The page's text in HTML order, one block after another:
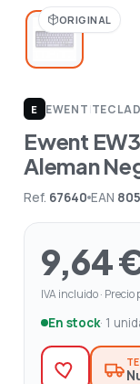
ORIGINAL
E EWENT|
Ewent
Aleman
Ref. 67640 EAN
9,64
IVA incluido ·
En stock· 1